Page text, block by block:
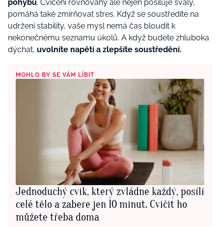
pohybu. Cvičení rovnováhy ale nejen posiluje svaly,
pomáhá také zmírňovat stres. Když se soustředíte na
udržení stability, vaše mysl nemá čas bloudit k
nekonečnému seznamu úkolů. A když budete zhluboka
dýchat, uvolníte napětí a zlepšíte soustředění.
MOHLO BY SE VÁM LÍBIT
Jednoduchý cvik, který zvládne každý, posílí
celé tělo a zabere jen 10 minut. Cvičit ho
můžete třeba doma